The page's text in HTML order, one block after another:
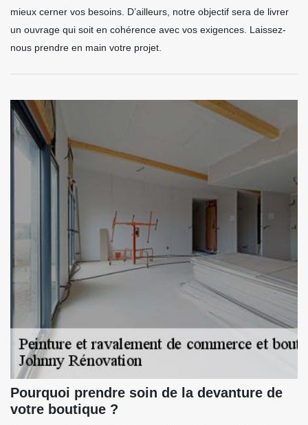
mieux cerner vos besoins. D’ailleurs, notre objectif sera de livrer
un ouvrage qui soit en cohérence avec vos exigences. Laissez-
nous prendre en main votre projet.
Pourquoi prendre soin de la devanture de
votre boutique ?